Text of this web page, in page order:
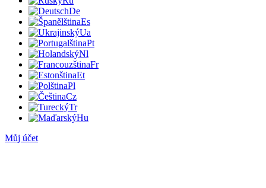
De
Es
Ua
Pt
Nl
Fr
Et
Pl
Cz
Tr
Hu
Můj účet